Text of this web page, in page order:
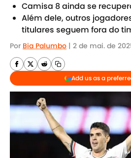
Camisa 8 ainda se
Além dele, outros
titulares seguem fora do
Por Bia Palumbo | 2 de mai. de
Add us as a